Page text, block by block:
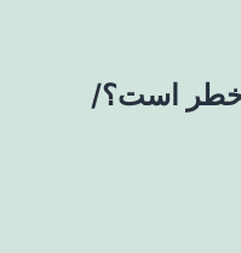
خطر است؟/